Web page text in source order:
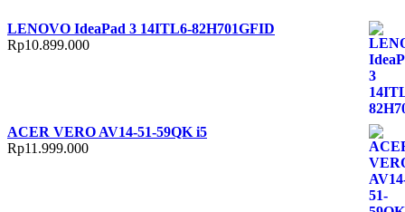
LENOVO IdeaPad 3 14ITL6-82H701GFID
Rp10.899.000
ACER VERO AV14-51-59QK i5
Rp11.999.000